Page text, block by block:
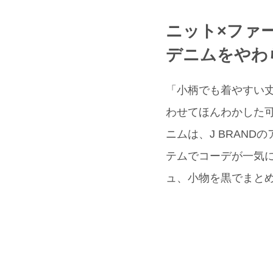
ニット×ファ
デニムをやわ
「小柄でも着やす
わせてほんわかした
ニムは、J BRANDの
テムでコーデが一気
ュ、小物を黒でまと